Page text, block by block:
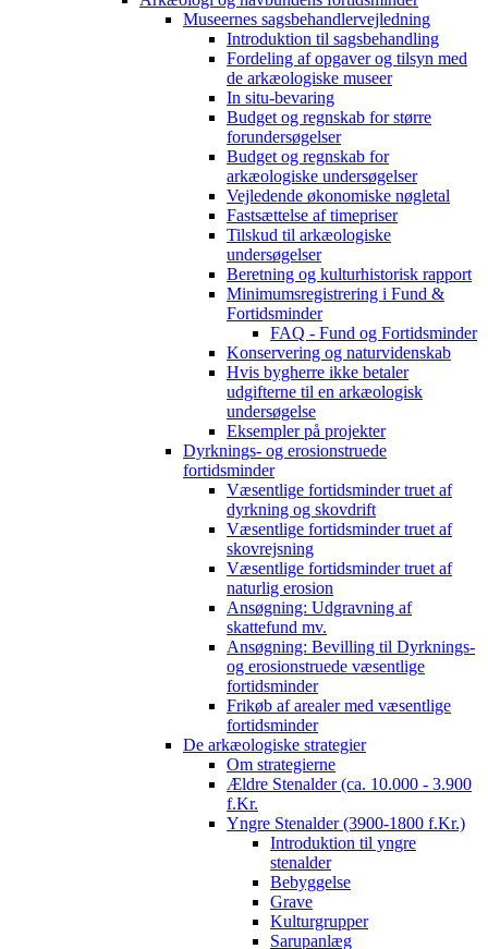
Museernes sagsbehandlervejledning
Introduktion til sagsbehandling
Fordeling af opgaver og tilsyn med
de arkæologiske museer
In situ-bevaring
Budget og regnskab for større
forundersøgelser
Budget og regnskab for
arkæologiske undersøgelser
Vejledende økonomiske nøgletal
Fastsættelse af timepriser
Tilskud til arkæologiske
undersøgelser
Beretning og kulturhistorisk rapport
Minimumsregistrering i Fund &
Fortidsminder
FAQ - Fund og Fortidsminder
Konservering og naturvidenskab
Hvis bygherre ikke betaler
udgifterne til en arkæologisk
undersøgelse
Eksempler på projekter
Dyrknings- og erosionstruede
fortidsminder
Væsentlige fortidsminder truet af
dyrkning og skovdrift
Væsentlige fortidsminder truet af
skovrejsning
Væsentlige fortidsminder truet af
naturlig erosion
Ansøgning: Udgravning af
skattefund mv.
Ansøgning: Bevilling til Dyrknings-
og erosionstruede væsentlige
fortidsminder
Frikøb af arealer med væsentlige
fortidsminder
De arkæologiske strategier
Om strategierne
Ældre Stenalder (ca. 10.000 - 3.900
f.Kr.
Yngre Stenalder (3900-1800 f.Kr.)
Introduktion til yngre
stenalder
Bebyggelse
Grave
Kulturgrupper
Sarupanlæg